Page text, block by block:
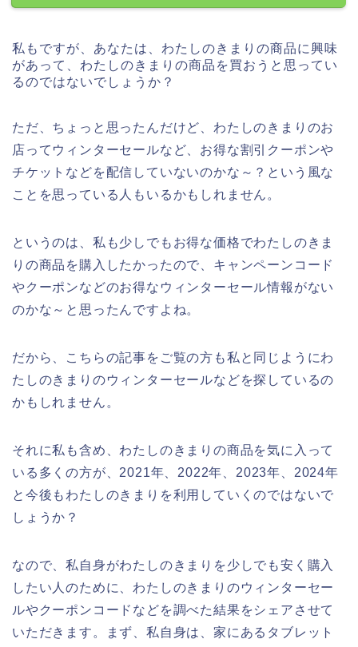
私もですが、あなたは、わたしのきまりの商品に興味
があって、わたしのきまりの商品を買おうと思ってい
るのではないでしょうか？
ただ、ちょっと思ったんだけど、わたしのきまりのお
店ってウィンターセールなど、お得な割引クーポンや
チケットなどを配信していないのかな～？という風な
ことを思っている人もいるかもしれません。
というのは、私も少しでもお得な価格でわたしのきま
りの商品を購入したかったので、キャンペーンコード
やクーポンなどのお得なウィンターセール情報がない
のかな～と思ったんですよね。
だから、こちらの記事をご覧の方も私と同じようにわ
たしのきまりのウィンターセールなどを探しているの
かもしれません。
それに私も含め、わたしのきまりの商品を気に入って
いる多くの方が、2021年、2022年、2023年、2024年
と今後もわたしのきまりを利用していくのではないで
しょうか？
なので、私自身がわたしのきまりを少しでも安く購入
したい人のために、わたしのきまりのウィンターセー
ルやクーポンコードなどを調べた結果をシェアさせて
いただきます。まず、私自身は、家にあるタブレット